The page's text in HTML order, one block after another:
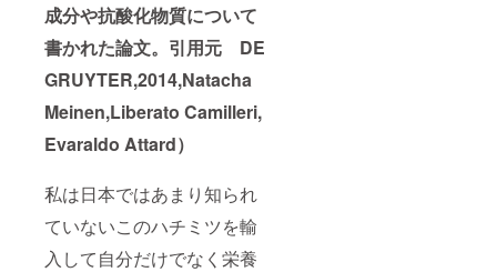
成分や抗酸化物質について
書かれた論文。引用元 DE
GRUYTER,2014,Natacha
Meinen,Liberato Camilleri,
Evaraldo Attard）
私は日本ではあまり知られ
ていないこのハチミツを輸
入して自分だけでなく栄養